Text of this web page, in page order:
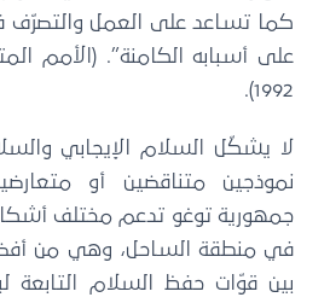
كما تساعد على العمل والتصرّف
على أسبابه الكامنة”. (الأمم
1992).
لا يشكّل السلام الإيجابي
نموذجين متناقضين أو
جمهورية توغو تدعم مختلف
في منطقة الساحل، وهي من
بين قوّات حفظ السلام التابعة